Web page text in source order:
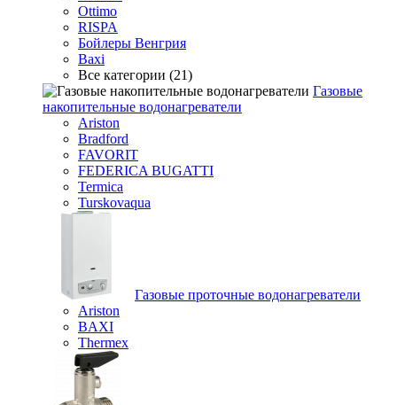
Ottimo
RISPA
Бойлеры Венгрия
Baxi
Все категории (21)
Газовые
накопительные водонагреватели
Ariston
Bradford
FAVORIT
FEDERICA BUGATTI
Termica
Turskovaqua
Газовые проточные водонагреватели
Ariston
BAXI
Thermex